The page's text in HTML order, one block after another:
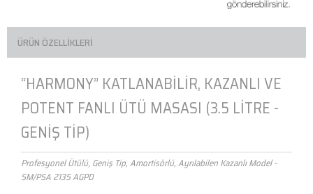
ÜRÜN ÖZELLIKLERI
“HARMONY” KATLANABİLİR, KAZANLI VE
POTENT FANLI ÜTÜ MASASI (3.5 LİTRE -
GENİŞ TİP)
Profesyonel Ütülü, Geniş Tip, Amortisörlü, Ayrılabilen Kazanlı Model -
SM/PSA 2135 AGPD